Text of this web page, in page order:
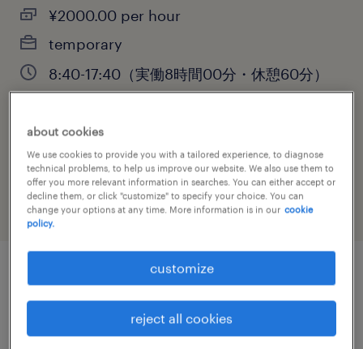
¥2000.00 per hour
temporary
8:40-17:40（実働8時間00分・休憩60分）
job category
information technology
job details
職種
about cookies
We use cookies to provide you with a tailored experience, to diagnose
technical problems, to help us improve our website. We also use them to
offer you more relevant information in searches. You can either accept or
decline them, or click "customize" to specify your choice. You can
change your options at any time. More information is in our cookie
policy.
customize
reject all cookies